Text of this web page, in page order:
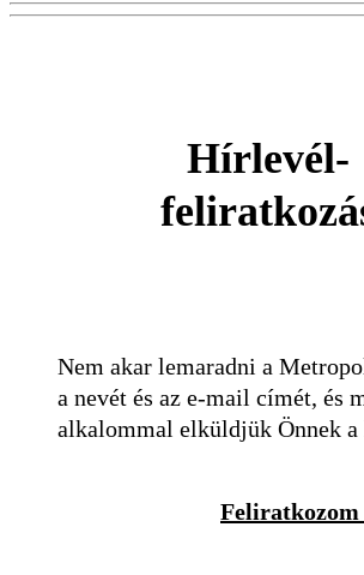
Hírlevél-
Nem akar lemaradni a
a nevét és az e-mail címét, és
alkalommal elküldjük Önnek